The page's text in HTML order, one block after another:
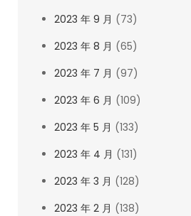
2023 年 9 月 (73)
2023 年 8 月 (65)
2023 年 7 月 (97)
2023 年 6 月 (109)
2023 年 5 月 (133)
2023 年 4 月 (131)
2023 年 3 月 (128)
2023 年 2 月 (138)